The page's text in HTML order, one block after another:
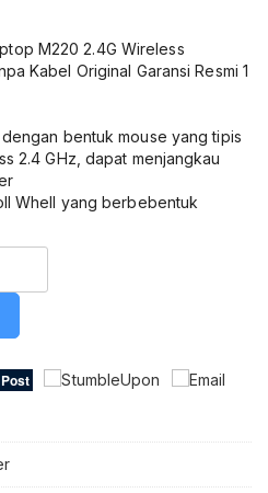
M220 2.4G Wireless
Kabel Original Garansi Resmi 1
bentuk mouse yang tipis
2.4 GHz, dapat menjangkau
Whell yang berbebentuk